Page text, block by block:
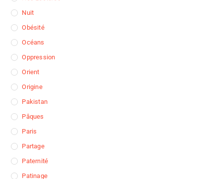
Nuit
Obésité
Océans
Oppression
Orient
Origine
Pakistan
Pâques
Paris
Partage
Paternité
Patinage